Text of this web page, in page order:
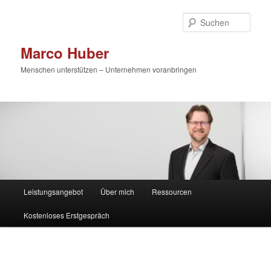
Marco Huber
Menschen unterstützen – Unternehmen voranbringen
Leistungsangebot Über mich Ressourcen
Kostenloses Erstgespräch